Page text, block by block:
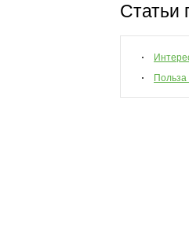
Статьи